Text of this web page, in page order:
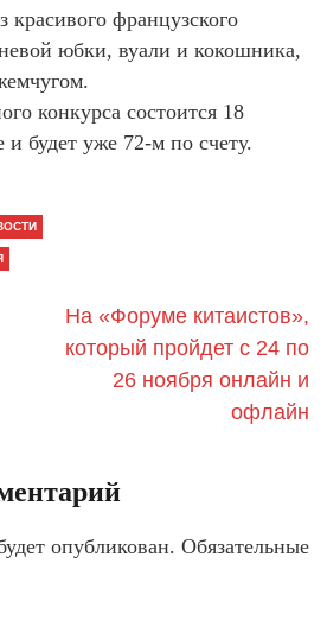
французского
юбки, вуали и кокошника,
конкурса состоится 18
и будет уже 72-м по счету.
На «Форуме китаистов»,
который пройдет с 24 по
26 ноября онлайн и
офлайн
опубликован. Обязательные